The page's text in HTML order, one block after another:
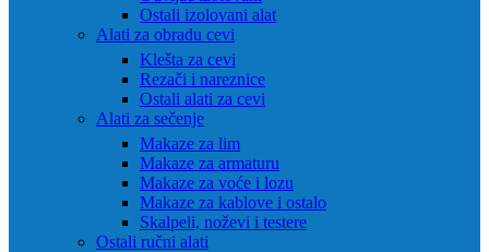
Ostali izolovani alat
Alati za obradu cevi
Klešta za cevi
Rezači i nareznice
Ostali alati za cevi
Alati za sečenje
Makaze za lim
Makaze za armaturu
Makaze za voće i lozu
Makaze za kablove i ostalo
Skalpeli, noževi i testere
Ostali ručni alati